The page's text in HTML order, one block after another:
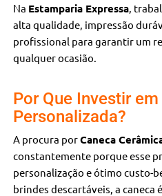
Na Estamparia Expressa ,
alta qualidade, impressão
profissional para garantir um
qualquer ocasião.
Por Que Investir
Personalizada?
A procura porCaneca
constantemente porque esse
personalização e ótimo custo-
brindes descartáveis, a caneca